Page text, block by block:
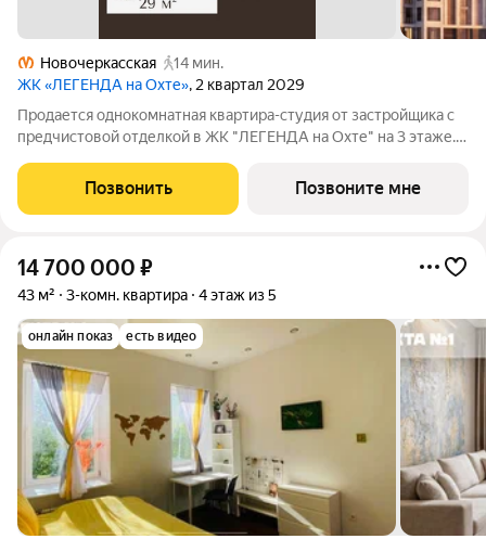
Новочеркасская
14 мин.
ЖК «ЛЕГЕНДА на Охте», 2 квартал 2029
Продается однокомнатная квартира-студия от застройщика с
предчистовой отделкой в ЖК "ЛЕГЕНДА на Охте" на 3 этаже.
которых 6.2 кв.м. выделено под кухонную зону. Все окна
выходят на одну сторону.
Позвонить Позвоните мне
14 700 000 ₽
43 м² 3-комн. квартира 4 этаж из 5
онлайн показ есть видео